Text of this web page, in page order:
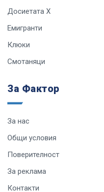
Досиетата Х
Емигранти
Клюки
Смотаняци
За Фактор
За нас
Общи условия
Поверителност
За реклама
Контакти